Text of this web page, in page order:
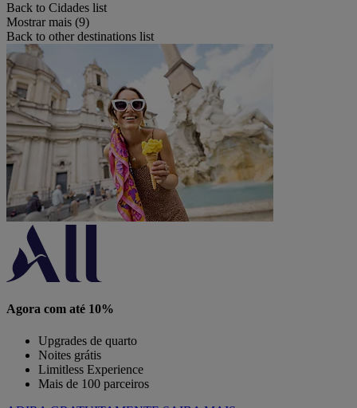
Back to Cidades list
Mostrar mais (9)
Back to other destinations list
Agora com até 10%
Upgrades de quarto
Noites grátis
Limitless Experience
Mais de 100 parceiros